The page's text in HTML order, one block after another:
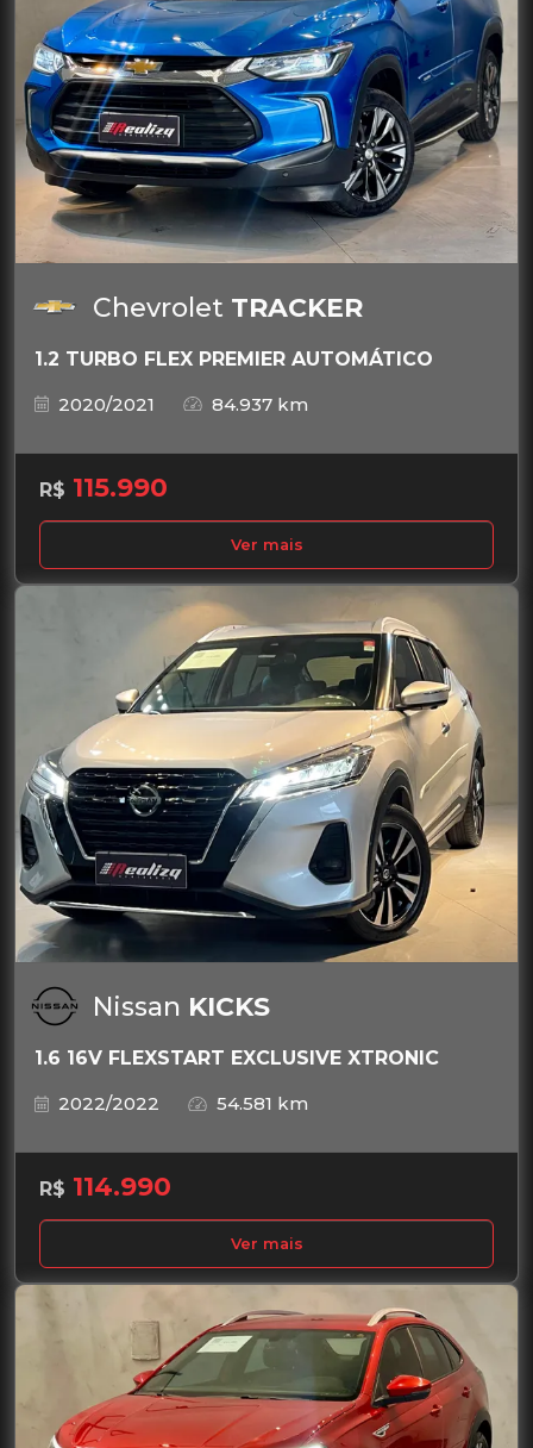
Chevrolet TRACKER
1.2 TURBO FLEX PREMIER AUTOMÁTICO
2020/2021
84.937 km
R$ 115.990
Ver mais
Nissan KICKS
1.6 16V FLEXSTART EXCLUSIVE XTRONIC
2022/2022
54.581 km
R$ 114.990
Ver mais